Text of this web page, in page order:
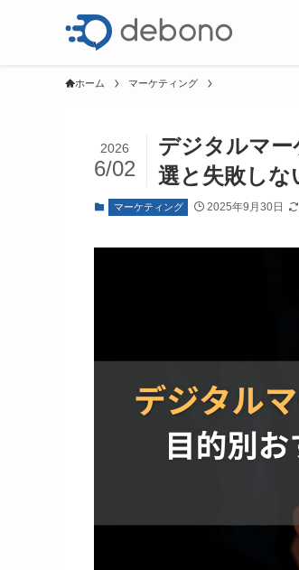
ホーム マーケティング
デジタルマ
選と失敗しな
2026
6/02
マーケティング 2025年9月30日